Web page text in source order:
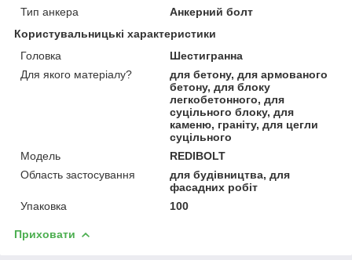
Тип анкера
Анкерний болт
Користувальницькі характеристики
Головка
Шестигранна
Для якого матеріалу?
для бетону, для армованого
бетону, для блоку
легкобетонного, для
суцільного блоку, для
каменю, граніту, для цегли
суцільного
Мoдель
REDIBOLT
Область застосування
для будівництва, для
фасадних робіт
Упаковка
100
Приховати